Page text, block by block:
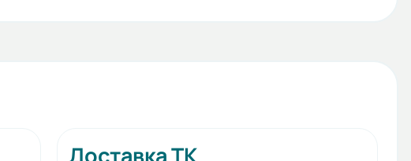
Доставка ТК